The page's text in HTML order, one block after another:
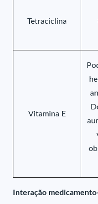
Tetraciclina
Vitamina E
Interação